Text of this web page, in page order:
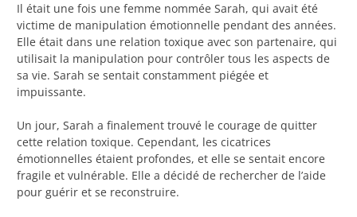
Il était une fois une femme nommée Sarah, qui avait été
victime de manipulation émotionnelle pendant des années.
Elle était dans une relation toxique avec son partenaire, qui
utilisait la manipulation pour contrôler tous les aspects de
sa vie. Sarah se sentait constamment piégée et
impuissante.
Un jour, Sarah a finalement trouvé le courage de quitter
cette relation toxique. Cependant, les cicatrices
émotionnelles étaient profondes, et elle se sentait encore
fragile et vulnérable. Elle a décidé de rechercher de l’aide
pour guérir et se reconstruire.